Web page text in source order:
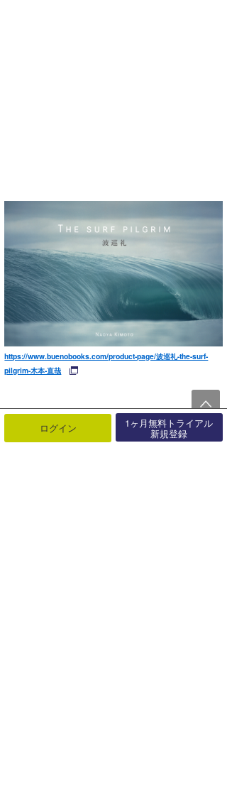
https://www.buenobooks.com/product-page/波巡礼-the-surf-
pilgrim-木本-直哉
ログイン 1ヶ月無料トライアル
新規登録